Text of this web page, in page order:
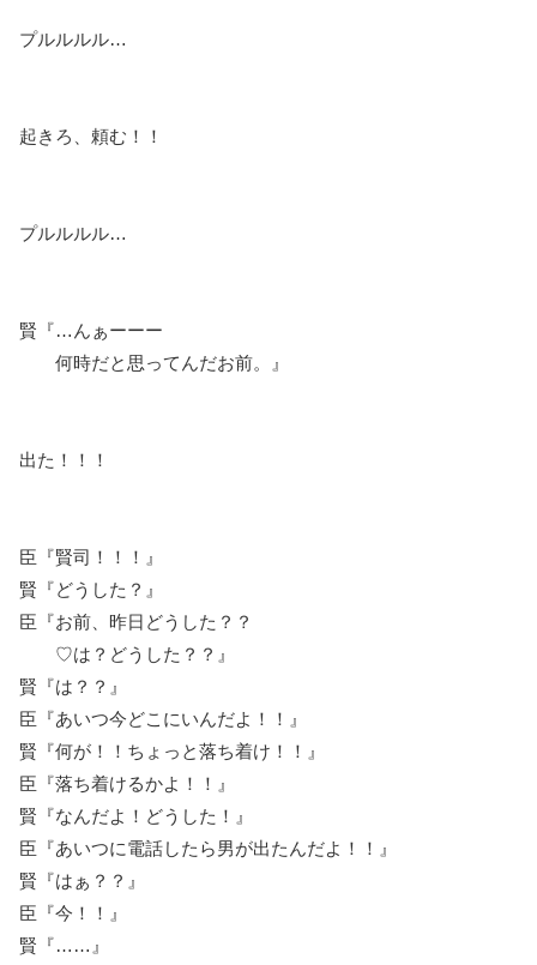
プルルルル…
起きろ、頼む！！
プルルルル…
賢『…んぁーーー
何時だと思ってんだお前。』
出た！！！
臣『賢司！！！』
賢『どうした？』
臣『お前、昨日どうした？？
♡は？どうした？？』
賢『は？？』
臣『あいつ今どこにいんだよ！！』
賢『何が！！ちょっと落ち着け！！』
臣『落ち着けるかよ！！』
賢『なんだよ！どうした！』
臣『あいつに電話したら男が出たんだよ！！』
賢『はぁ？？』
臣『今！！』
賢『……』